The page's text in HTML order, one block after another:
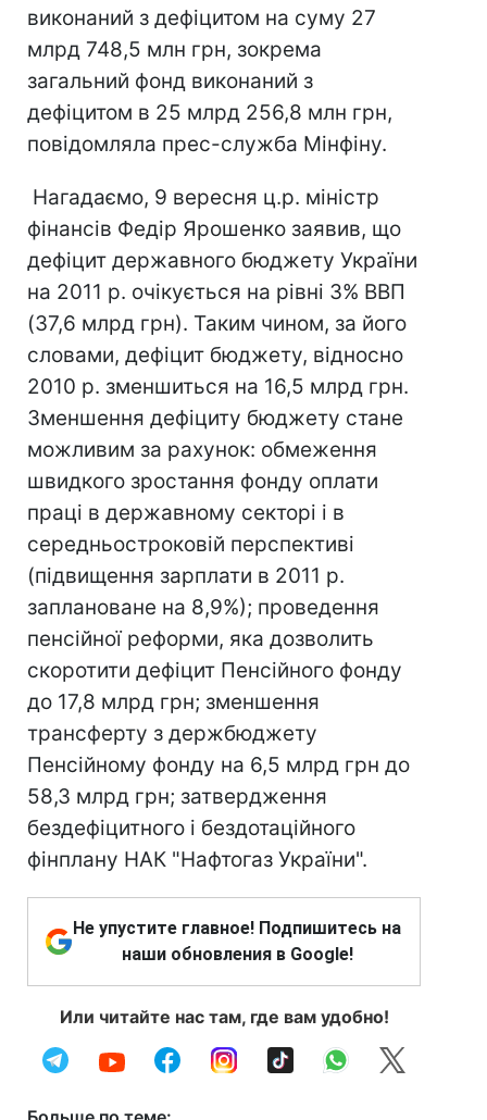
виконаний з дефіцитом на суму 27
млрд 748,5 млн грн, зокрема
загальний фонд виконаний з
дефіцитом в 25 млрд 256,8 млн грн,
повідомляла прес-служба Мінфіну.
Нагадаємо, 9 вересня ц.р. міністр
фінансів Федір Ярошенко заявив, що
дефіцит державного бюджету України
на 2011 р. очікується на рівні 3% ВВП
(37,6 млрд грн). Таким чином, за його
словами, дефіцит бюджету, відносно
2010 р. зменшиться на 16,5 млрд грн.
Зменшення дефіциту бюджету стане
можливим за рахунок: обмеження
швидкого зростання фонду оплати
праці в державному секторі і в
середньостроковій перспективі
(підвищення зарплати в 2011 р.
заплановане на 8,9%); проведення
пенсійної реформи, яка дозволить
скоротити дефіцит Пенсійного фонду
до 17,8 млрд грн; зменшення
трансферту з держбюджету
Пенсійному фонду на 6,5 млрд грн до
58,3 млрд грн; затвердження
бездефіцитного і бездотаційного
фінплану НАК "Нафтогаз України".
Не упустите главное! Подпишитесь на
наши обновления в Google!
Или читайте нас там, где вам удобно!